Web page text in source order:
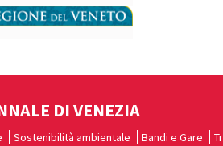
DI VENEZIA
Sostenibilità ambientale Bandi e Gare